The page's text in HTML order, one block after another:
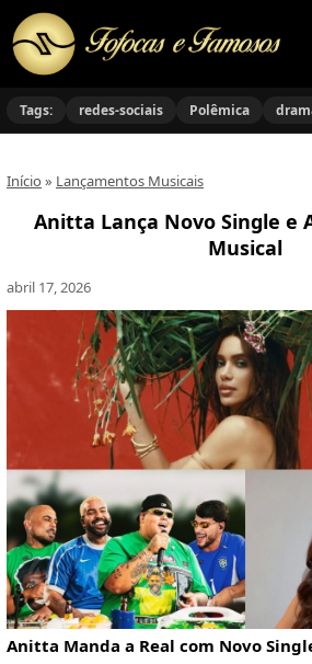
Tags: redes-sociais Polêmica
Início » Lançamentos Musicais
Anitta Lança Novo Single e
Musical
abril 17, 2026
Anitta Manda a Real com Novo